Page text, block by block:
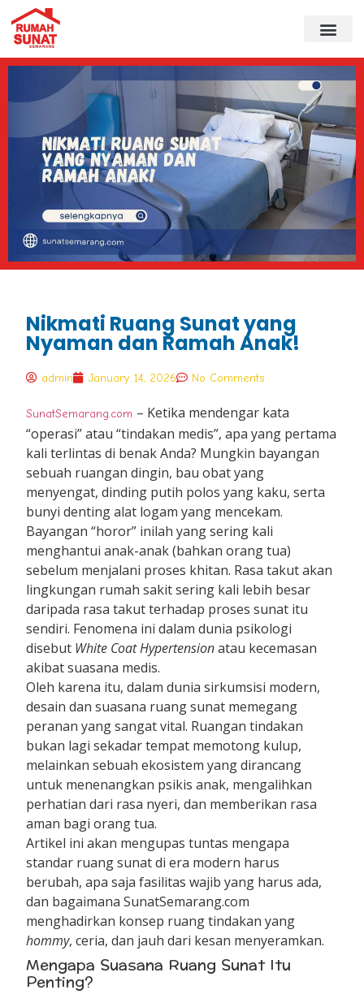
Nikmati Ruang Sunat yang
Nyaman dan Ramah Anak!
admin January 14, 2026 No Comments
SunatSemarang.com – Ketika mendengar kata
“operasi” atau “tindakan medis”, apa yang pertama
kali terlintas di benak Anda? Mungkin bayangan
sebuah ruangan dingin, bau obat yang
menyengat, dinding putih polos yang kaku, serta
bunyi denting alat logam yang mencekam.
Bayangan “horor” inilah yang sering kali
menghantui anak-anak (bahkan orang tua)
sebelum menjalani proses khitan. Rasa takut akan
lingkungan rumah sakit sering kali lebih besar
daripada rasa takut terhadap proses sunat itu
sendiri. Fenomena ini dalam dunia psikologi
disebut White Coat Hypertensionatau kecemasan
akibat suasana medis.
Oleh karena itu, dalam dunia sirkumsisi modern,
desain dan suasana ruang sunat memegang
peranan yang sangat vital. Ruangan tindakan
bukan lagi sekadar tempat memotong kulup,
melainkan sebuah ekosistem yang dirancang
untuk menenangkan psikis anak, mengalihkan
perhatian dari rasa nyeri, dan memberikan rasa
aman bagi orang tua.
Artikel ini akan mengupas tuntas mengapa
standar ruang sunat di era modern harus
berubah, apa saja fasilitas wajib yang harus ada,
dan bagaimana SunatSemarang.com
menghadirkan konsep ruang tindakan yang
hommy, ceria, dan jauh dari kesan menyeramkan.
Mengapa Suasana Ruang Sunat Itu
Penting?